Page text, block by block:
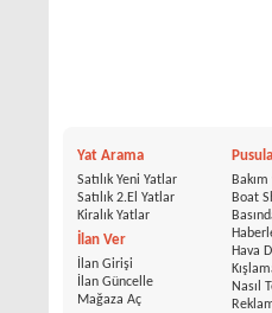
Yat Arama
Satılık Yeni Yatlar
Satılık 2.El Yatlar
Kiralık Yatlar
İlan Ver
İlan Girişi
İlan Güncelle
Mağaza Aç
Pusula
Boat
Hava
Nasıl